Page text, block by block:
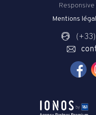
Responsive
Mentions
(+33)